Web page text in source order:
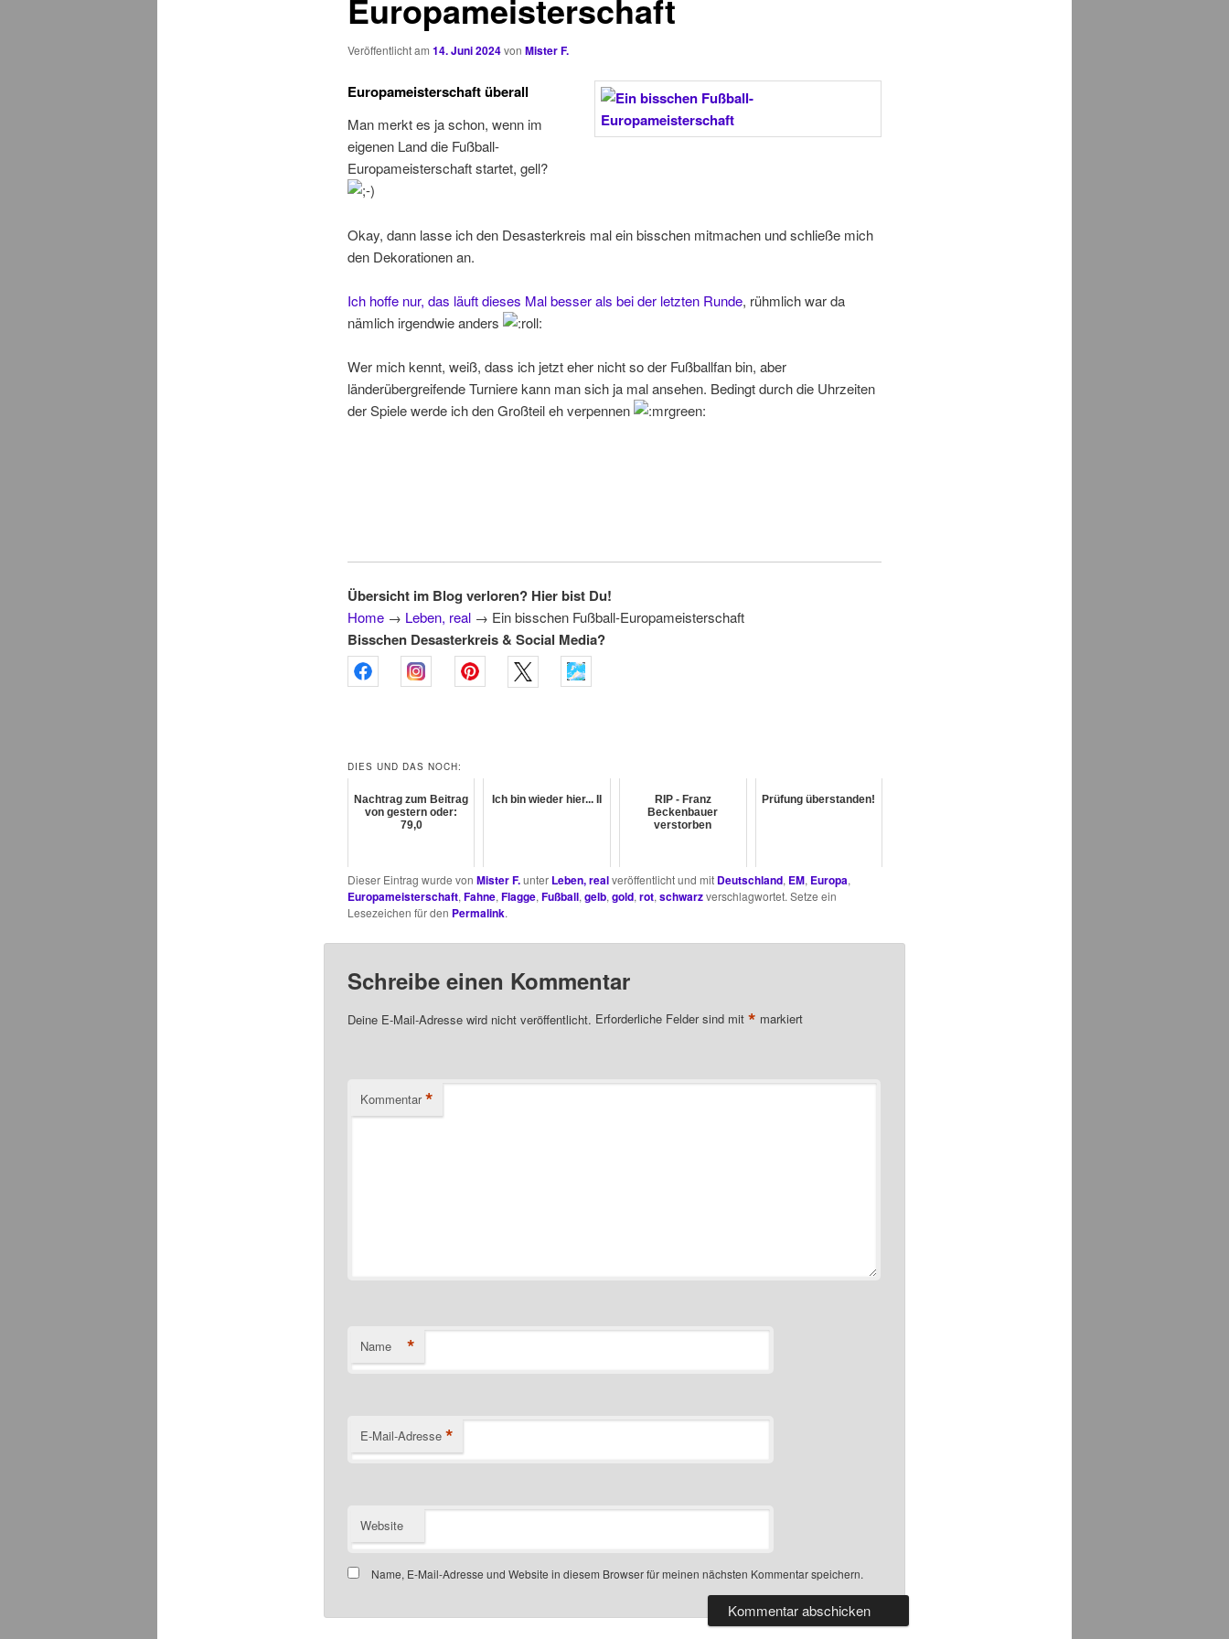
Europameisterschaft
Veröffentlicht am 14. Juni 2024von Mister F.
Europameisterschaft überall
Man merkt es ja schon, wenn im
eigenen Land die Fußball-
Europameisterschaft startet, gell?
Okay, dann lasse ich den Desasterkreis mal ein bisschen mitmachen und schließe mich
den Dekorationen an.
Ich hoffe nur, das läuft dieses Mal besser als bei der letzten Runde, rühmlich war da
nämlich irgendwie anders
Wer mich kennt, weiß, dass ich jetzt eher nicht so der Fußballfan bin, aber
länderübergreifende Turniere kann man sich ja mal ansehen. Bedingt durch die Uhrzeiten
der Spiele werde ich den Großteil eh verpennen
Übersicht im Blog verloren? Hier bist Du!
Home → Leben, real → Ein bisschen Fußball-Europameisterschaft
Bisschen Desasterkreis & Social Media?
DIES UND DAS NOCH:
Nachtrag zum Beitrag
von gestern oder:
79,0
Ich bin wieder hier... II
RIP - Franz
Beckenbauer
verstorben
Prüfung überstanden!
Dieser Eintrag wurde von Mister F.unter Leben, realveröffentlicht und mit Deutschland, EM, Europa,
Europameisterschaft, Fahne, Flagge, Fußball, gelb, gold, rot, schwarzverschlagwortet. Setze ein
Lesezeichen für den Permalink.
Schreibe einen Kommentar
Deine E-Mail-Adresse wird nicht veröffentlicht. Erforderliche Felder sind mit * markiert
Kommentar *
Name *
E-Mail-Adresse *
Website
Name, E-Mail-Adresse und Website in diesem Browser für meinen nächsten Kommentar speichern.